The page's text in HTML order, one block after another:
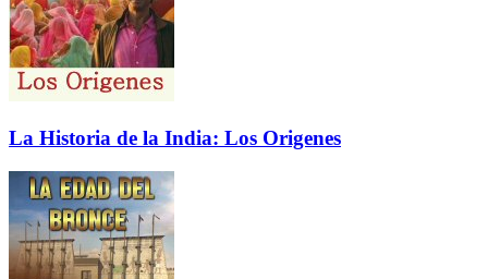
La Historia de la India: Los Origenes